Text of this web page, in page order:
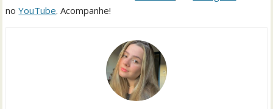
noYouTube. Acompanhe!